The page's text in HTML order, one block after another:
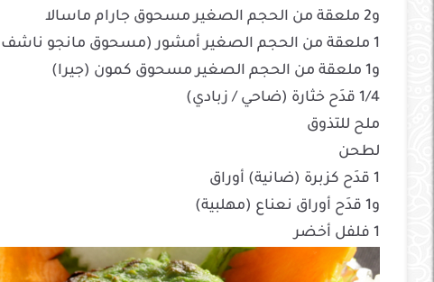
و2 ملعقة من الحجم الصغير مسحوق جارام ماسالا
1 ملعقة من الحجم الصغير أمشور (مسحوق مانجو ناشف)
و1 ملعقة من الحجم الصغير مسحوق كمون (جيرا)
1/4 قدَح خثارة (ضاحي / زبادي)
ملح للتذوق
لطحن
1 قدَح كزبرة (ضانية) أوراق
و1 قدَح أوراق نعناع (مهلبية)
1 فلفل أخضر